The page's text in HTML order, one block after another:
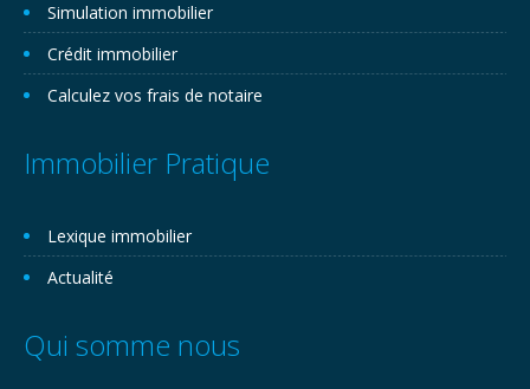
Simulation immobilier
Crédit immobilier
Calculez vos frais de notaire
Immobilier Pratique
Lexique immobilier
Actualité
Qui somme nous